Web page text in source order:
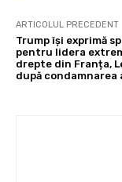
ARTICOLUL PRECEDENT
Trump își exprimă
pentru lidera
drepte din Franța,
după condamnarea